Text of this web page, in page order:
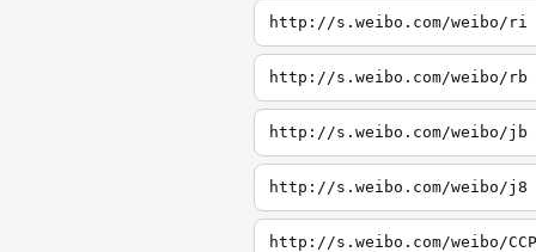
http://s.weibo.com/weibo/ri
http://s.weibo.com/weibo/rb
http://s.weibo.com/weibo/jb
http://s.weibo.com/weibo/j8
http://s.weibo.com/weibo/CCP